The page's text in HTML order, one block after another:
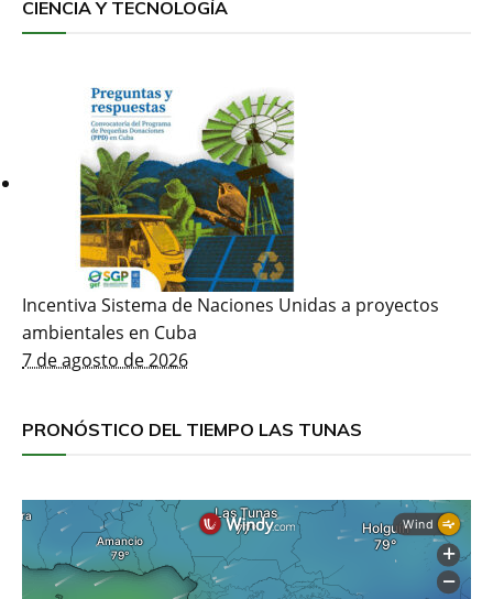
CIENCIA Y TECNOLOGÍA
Incentiva Sistema de Naciones Unidas a proyectos
ambientales en Cuba
7 de agosto de 2026
PRONÓSTICO DEL TIEMPO LAS TUNAS